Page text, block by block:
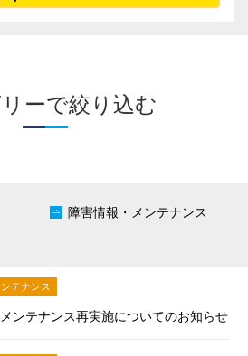
ーで絞り込む
障害情報・メンテナンス
テナンス
ンテナンス再実施についてのお知らせ